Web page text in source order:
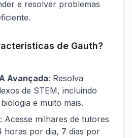
e resolver problemas
de Gauth?
Avançada: Resolva
de STEM, incluindo
e muito mais.
: Acesse milhares de tutores
horas por dia, 7 dias por